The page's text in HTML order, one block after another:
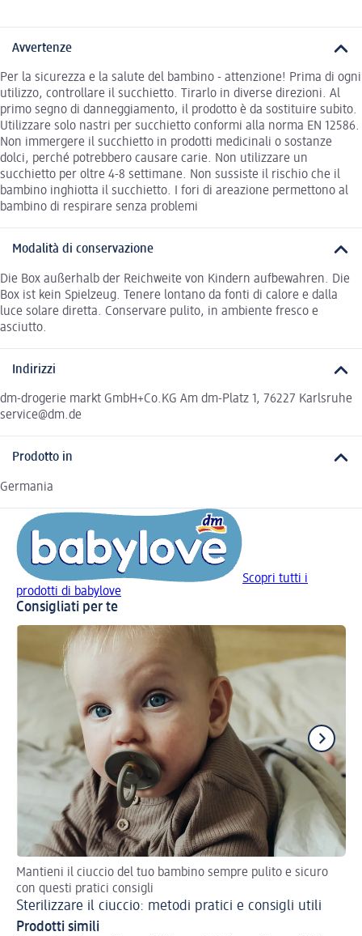
Avvertenze
Per la sicurezza e la salute del bambino - attenzione! Prima di ogni
utilizzo, controllare il succhietto. Tirarlo in diverse direzioni. Al
primo segno di danneggiamento, il prodotto è da sostituire subito.
Utilizzare solo nastri per succhietto conformi alla norma EN 12586.
Non immergere il succhietto in prodotti medicinali o sostanze
dolci, perché potrebbero causare carie. Non utilizzare un
succhietto per oltre 4-8 settimane. Non sussiste il rischio che il
bambino inghiotta il succhietto. I fori di areazione permettono al
bambino di respirare senza problemi
Modalità di conservazione
Die Box außerhalb der Reichweite von Kindern aufbewahren. Die
Box ist kein Spielzeug. Tenere lontano da fonti di calore e dalla
luce solare diretta. Conservare pulito, in ambiente fresco e
asciutto.
Indirizzi
dm-drogerie markt GmbH+Co.KG Am dm-Platz 1, 76227 Karlsruhe
service@dm.de
Prodotto in
Germania
Scopri tutti i
prodotti di babylove
Consigliati per te
Mantieni il ciuccio del tuo bambino sempre pulito e sicuro
con questi pratici consigli
Sterilizzare il ciuccio: metodi pratici e consigli utili
Prodotti simili